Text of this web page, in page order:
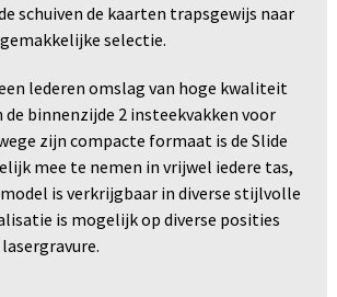
schuiven de kaarten trapsgewijs naar
selectie.
lederen omslag van hoge kwaliteit
de binnenzijde 2 insteekvakken voor
zijn compacte formaat is de Slide
mee te nemen in vrijwel iedere tas,
is verkrijgbaar in diverse stijlvolle
is mogelijk op diverse posities